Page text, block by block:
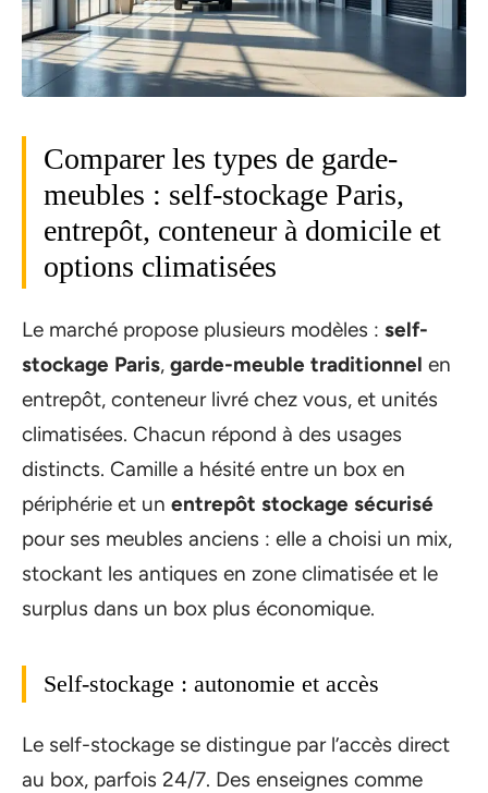
Comparer les types de garde-
meubles : self-stockage Paris,
entrepôt, conteneur à domicile et
options climatisées
Le marché propose plusieurs modèles : self-
stockage Paris, garde-meuble traditionnel en
entrepôt, conteneur livré chez vous, et unités
climatisées. Chacun répond à des usages
distincts. Camille a hésité entre un box en
périphérie et un entrepôt stockage sécurisé
pour ses meubles anciens : elle a choisi un mix,
stockant les antiques en zone climatisée et le
surplus dans un box plus économique.
Self-stockage : autonomie et accès
Le self-stockage se distingue par l’accès direct
au box, parfois 24/7. Des enseignes comme